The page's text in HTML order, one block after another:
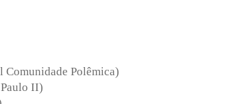
Comunidade Polêmica)
II)